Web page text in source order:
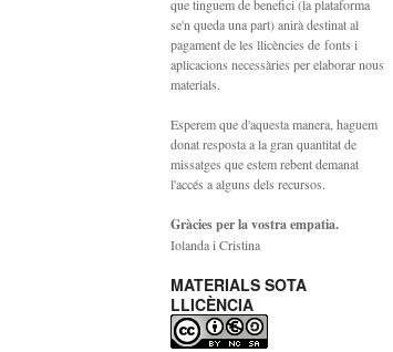
que tinguem de benefici (la plataforma
se'n queda una part) anirà destinat al
pagament de les llicències de fonts i
aplicacions necessàries per elaborar nous
materials.
Esperem que d'aquesta manera, haguem
donat resposta a la gran quantitat de
missatges que estem rebent demanat
l'accés a alguns dels recursos.
Gràcies per la vostra empatia.
Iolanda i Cristina
MATERIALS SOTA
LLICÈNCIA